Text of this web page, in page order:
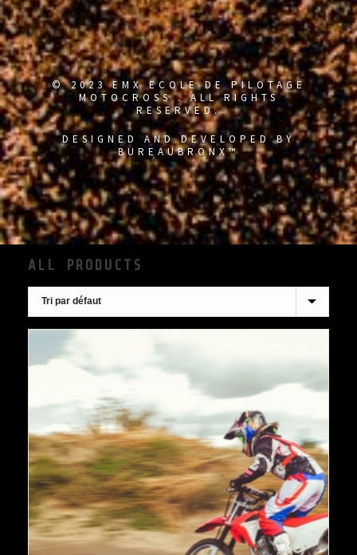
© 2023 EMX ECOLE DE PILOTAGE
MOTOCROSS . ALL RIGHTS
RESERVED.
DESIGNED AND DEVELOPED BY
BUREAUBRONX™
ALL PRODUCTS